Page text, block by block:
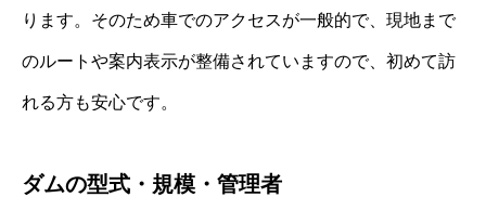
ります。そのため車でのアクセスが一般的で、現地まで
のルートや案内表示が整備されていますので、初めて訪
れる方も安心です。
ダムの型式・規模・管理者